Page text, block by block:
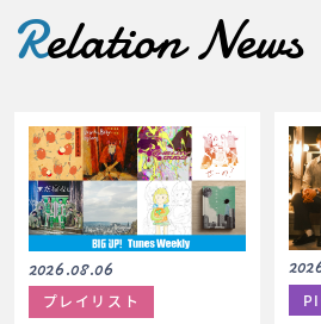
Relation News
2026.08.06
プレイリスト